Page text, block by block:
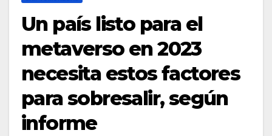
Un país listo para el
metaverso en 2023
necesita estos factores
para sobresalir, según
informe